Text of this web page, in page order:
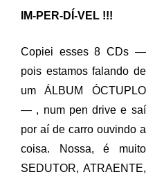
IM-PER-DÍ-VEL !!!
Copiei esses 8 CDs —
pois estamos falando de
um ÁLBUM ÓCTUPLO
— , num pen drive e saí
por aí de carro ouvindo a
coisa. Nossa, é muito
SEDUTOR, ATRAENTE,